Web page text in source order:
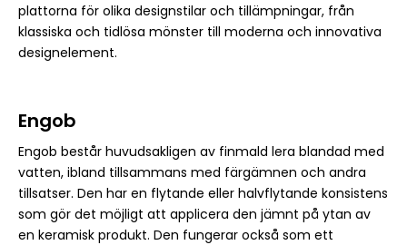
plattorna för olika designstilar och tillämpningar, från
klassiska och tidlösa mönster till moderna och innovativa
designelement.
Engob
Engob består huvudsakligen av finmald lera blandad med
vatten, ibland tillsammans med färgämnen och andra
tillsatser. Den har en flytande eller halvflytande konsistens
som gör det möjligt att applicera den jämnt på ytan av
en keramisk produkt. Den fungerar också som ett